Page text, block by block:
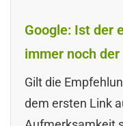
Google: Ist der
immer noch
Gilt die
dem ersten Link